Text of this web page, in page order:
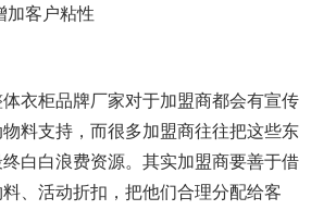
加客户粘性
体衣柜品牌厂家对于加盟商都会有宣传
料支持，而很多加盟商往往把这些东
白白浪费资源。其实加盟商要善于借
、活动折扣，把他们合理分配给客